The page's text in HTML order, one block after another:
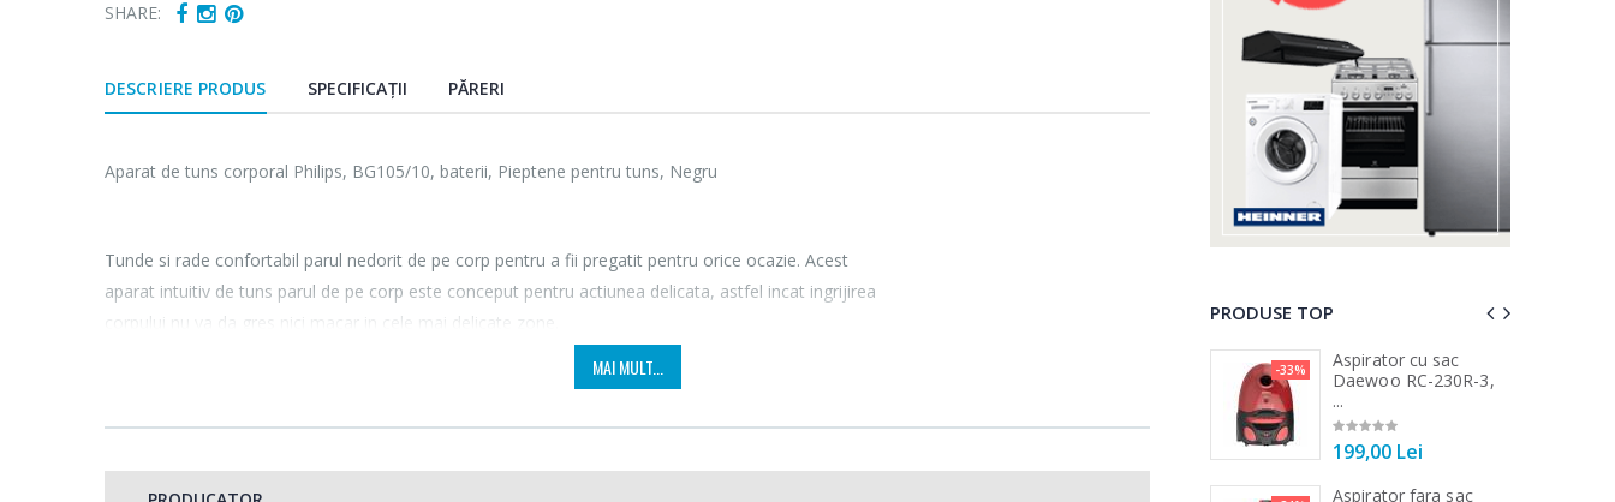
SHARE:
DESCRIERE PRODUS SPECIFICAȚII PĂRERI
Aparat de tuns corporal Philips, BG105/10, baterii, Pieptene pentru tuns, Negru
Tunde si rade confortabil parul nedorit de pe corp pentru a fii pregatit pentru orice ocazie. Acest
aparat intuitiv de tuns parul de pe corp este conceput pentru actiunea delicata, astfel incat ingrijirea
corpului nu va da gres nici macar in cele mai delicate zone.
MAI MULT...
PRODUSE TOP
89,00 Lei 139,00 Lei
-33%
Aspirator cu sac
Daewoo RC-230R-3,
...
199,00 Lei
Aspirator fara sac